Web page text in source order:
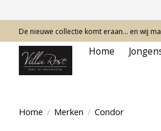
De nieuwe collectie komt eraan… en wij
Home
Home / Merken / Condor